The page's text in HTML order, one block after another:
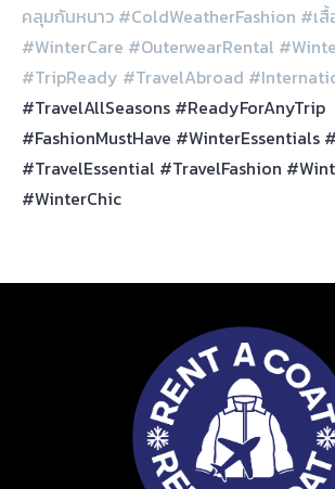
คลุมกันหนาว #ColdWeatherFashion #เสื้
#WinterCare #OuterwearRental
#TripReady #TravelAbroad
#TravelAllSeasons #ReadyForAnyTrip
#FashionMustHave #WinterEssentials
#TravelEssential #TravelFashion
#WinterChic